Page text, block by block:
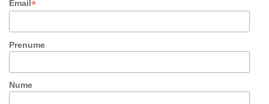
Email*
Prenume
Nume